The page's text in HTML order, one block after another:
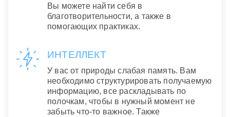
Вы можете найти себя в
благотворительности, а также в
помогающих практиках.
ИНТЕЛЛЕКТ
У вас от природы слабая память. Вам
необходимо структурировать получаемую
информацию, все раскладывать по
полочкам, чтобы в нужный момент не
забыть что-то важное. Также